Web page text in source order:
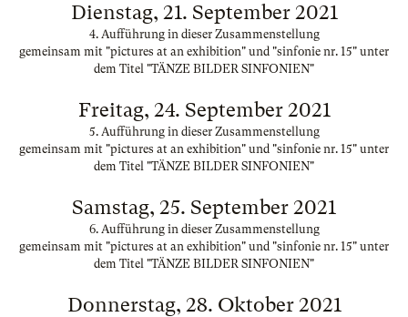
Dienstag, 21. September 2021
4. Aufführung in dieser Zusammenstellung
gemeinsam mit "pictures at an exhibition" und "sinfonie nr. 15" unter
dem Titel "TÄNZE BILDER SINFONIEN"
Freitag, 24. September 2021
5. Aufführung in dieser Zusammenstellung
gemeinsam mit "pictures at an exhibition" und "sinfonie nr. 15" unter
dem Titel "TÄNZE BILDER SINFONIEN"
Samstag, 25. September 2021
6. Aufführung in dieser Zusammenstellung
gemeinsam mit "pictures at an exhibition" und "sinfonie nr. 15" unter
dem Titel "TÄNZE BILDER SINFONIEN"
Donnerstag, 28. Oktober 2021